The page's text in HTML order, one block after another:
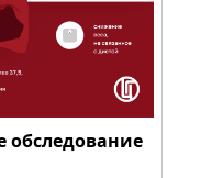
обследование